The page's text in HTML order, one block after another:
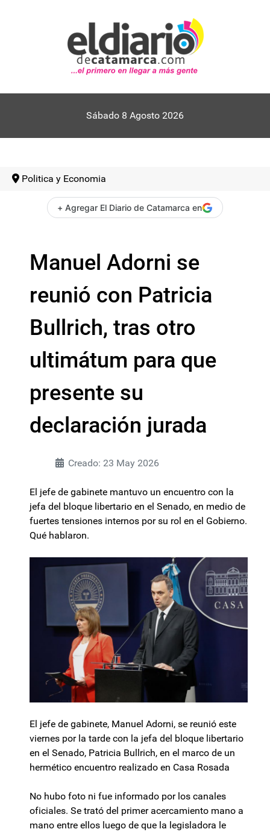
Sábado 8 Agosto 2026
Politica y Economia
+ Agregar El Diario de Catamarca en
Manuel Adorni se
reunió con Patricia
Bullrich, tras otro
ultimátum para que
presente su
declaración jurada
Creado: 23 May 2026
El jefe de gabinete mantuvo un encuentro con la
jefa del bloque libertario en el Senado, en medio de
fuertes tensiones internos por su rol en el Gobierno.
Qué hablaron.
El jefe de gabinete, Manuel Adorni, se reunió este
viernes por la tarde con la jefa del bloque libertario
en el Senado, Patricia Bullrich, en el marco de un
hermético encuentro realizado en Casa Rosada
No hubo foto ni fue informado por los canales
oficiales. Se trató del primer acercamiento mano a
mano entre ellos luego de que la legisladora le